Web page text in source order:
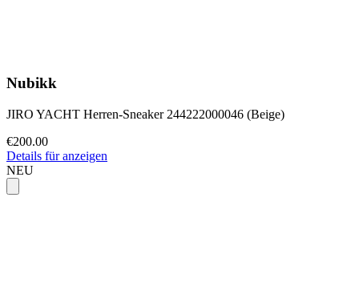
Nubikk
JIRO YACHT Herren-Sneaker 244222000046 (Beige)
€200.00
Details für anzeigen
NEU